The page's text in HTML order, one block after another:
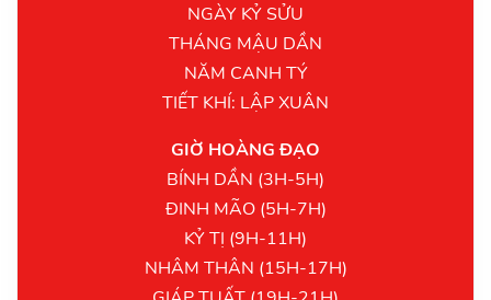
NGÀY KỶ SỬU
THÁNG MẬU DẦN
NĂM CANH TÝ
TIẾT KHÍ: LẬP XUÂN
GIỜ HOÀNG ĐẠO
BÍNH DẦN (3H-5H)
ĐINH MÃO (5H-7H)
KỶ TỊ (9H-11H)
NHÂM THÂN (15H-17H)